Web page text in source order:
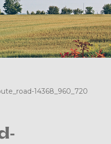
14368_960_720